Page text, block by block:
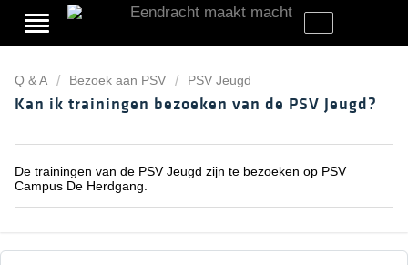
Q & A Bezoek aan PSV PSV Jeugd
Kan ik trainingen bezoeken van de PSV Jeugd?
De trainingen van de PSV Jeugd zijn te bezoeken op PSV
Campus De Herdgang.